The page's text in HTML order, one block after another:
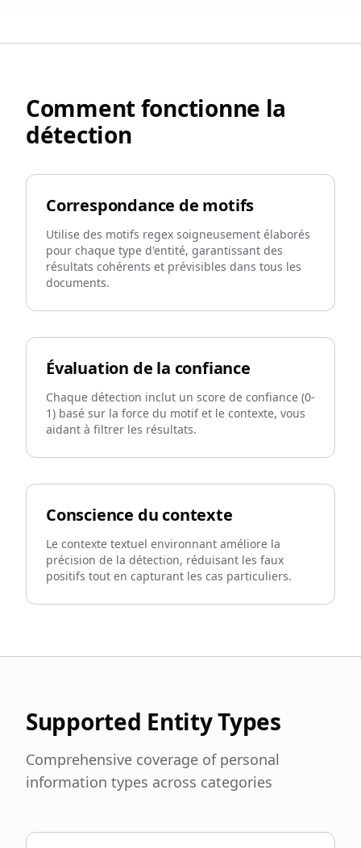
Comment fonctionne la
détection
Correspondance de motifs
Utilise des motifs regex soigneusement élaborés
pour chaque type d'entité, garantissant des
résultats cohérents et prévisibles dans tous les
documents.
Évaluation de la confiance
Chaque détection inclut un score de confiance (0-
1) basé sur la force du motif et le contexte, vous
aidant à filtrer les résultats.
Conscience du contexte
Le contexte textuel environnant améliore la
précision de la détection, réduisant les faux
positifs tout en capturant les cas particuliers.
Supported Entity Types
Comprehensive coverage of personal
information types across categories